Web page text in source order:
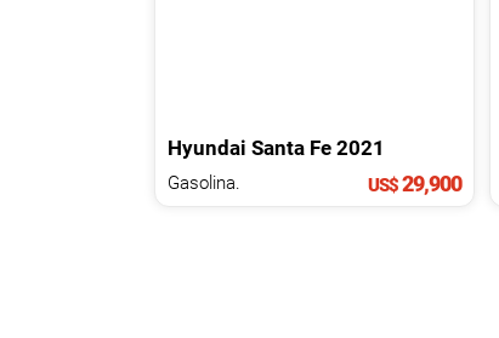
Hyundai Santa Fe 2021
Gasolina. US$29,900